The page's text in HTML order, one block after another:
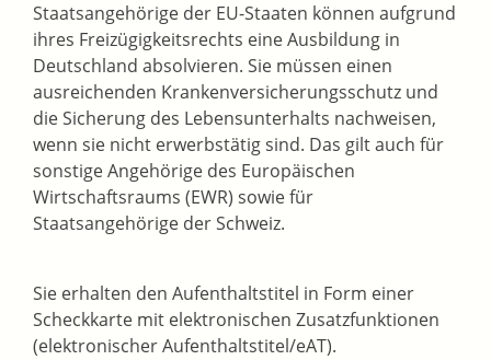
Staatsangehörige der EU-Staaten können aufgrund
ihres Freizügigkeitsrechts eine Ausbildung in
Deutschland absolvieren. Sie müssen einen
ausreichenden Krankenversicherungsschutz und
die Sicherung des Lebensunterhalts nachweisen,
wenn sie nicht erwerbstätig sind. Das gilt auch für
sonstige Angehörige des Europäischen
Wirtschaftsraums (EWR) sowie für
Staatsangehörige der Schweiz.
Sie erhalten den Aufenthaltstitel in Form einer
Scheckkarte mit elektronischen Zusatzfunktionen
(elektronischer Aufenthaltstitel/eAT).